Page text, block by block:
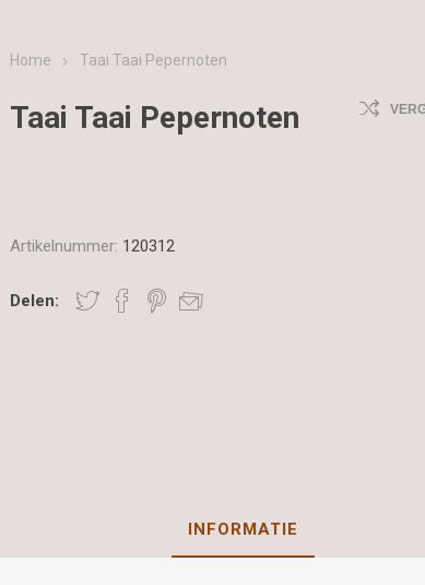
Home Taai Taai Pepernoten
Taai Taai Pepernoten
Artikelnummer: 120312
Delen:
INFORMATIE